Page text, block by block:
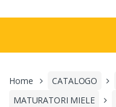
Home CATALOGO
MATURATORI MIELE